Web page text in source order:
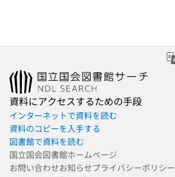
資料にアクセスするための手段
インターネットで資料を読む
資料のコピーを入手する
図書館で資料を読む
国立国会図書館ホームページ
お問い合わせお知らせプライバシーポリシー